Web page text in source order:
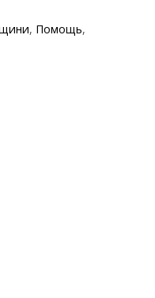
y
p
t ai
, Помощь,